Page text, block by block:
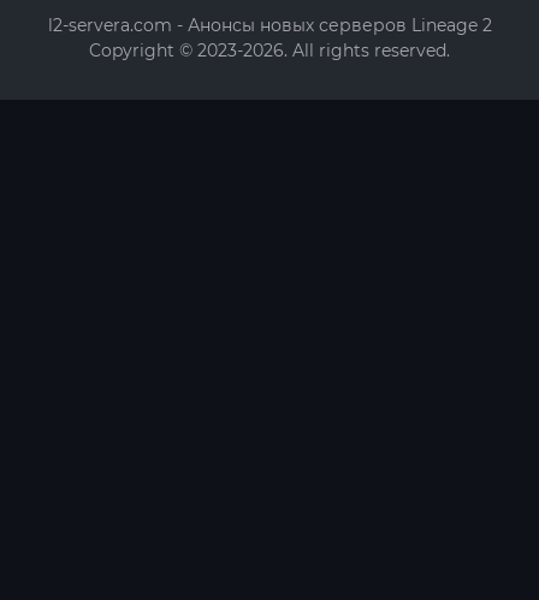
l2-servera.com - Анонсы новых серверов Lineage 2
Copyright © 2023-2026. All rights reserved.